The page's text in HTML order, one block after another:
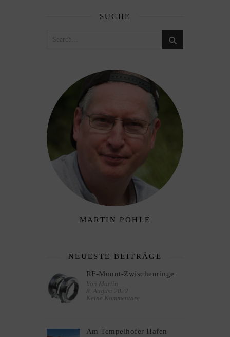
SUCHE
MARTIN POHLE
NEUESTE BEITRÄGE
RF-Mount-Zwischenringe
Von Martin
8. August 2022
Keine Kommentare
Am Tempelhofer Hafen